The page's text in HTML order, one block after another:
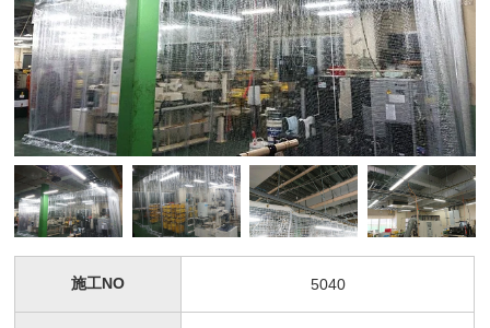
施工NO 5040